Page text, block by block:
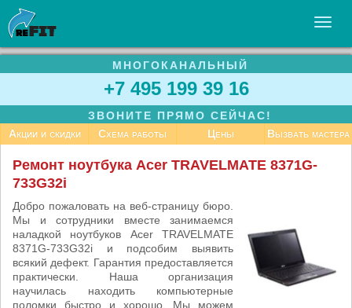
УСЛУГИ
БИЗНЕСУ
СТАТЬИ
МНОГОКАНАЛЬНЫЙ
+7 495 199 39 16
ЗВОНИТЕ ПРЯМО СЕЙЧАС!
Акции и скидки
Схема работы Цены Вызвать мастера
Ремонт ноутбука Acer TRAVELMATE 8371G-
733G32i
Добро пожаловать на веб-страницу бюро.
Мы и сотрудники вместе занимаемся
наладкой ноутбуков Acer TRAVELMATE
8371G-733G32i и подсобим выявить
всякий дефект. Гарантия предоставляется
практически. Наша организация
научилась находить компьютерные
поломки быстро и хорошо. Мы можем